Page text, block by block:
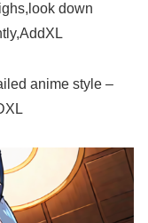
down
anime style –